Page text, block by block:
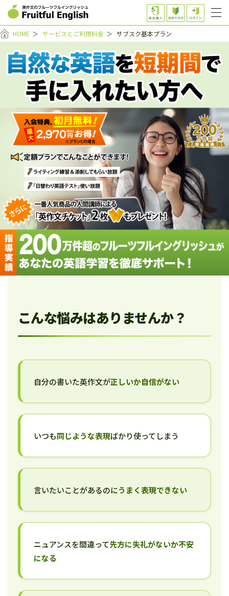
HOME ＞ サービスとご利用料金 ＞ サブスク基本プラン
こんな悩みはありませんか？
自分の書いた英作文が正しいか自信がない
いつも同じような表現ばかり使ってしまう
言いたいことがあるのにうまく表現できない
ニュアンスを間違って先方に失礼がないか不安
になる